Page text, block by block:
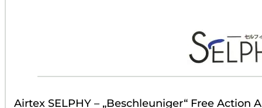
Airtex SELPHY – „Beschleuniger“ Free Action